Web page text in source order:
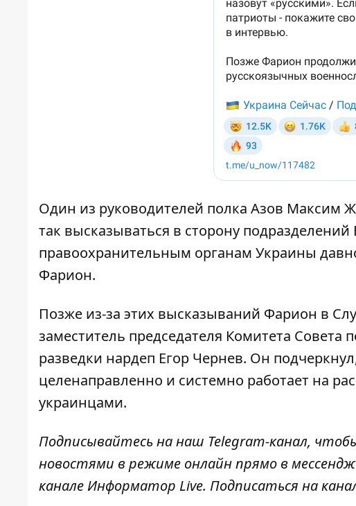
Один из руководителей полка Азов Максим
так высказываться в сторону
правоохранительным органам Украины
Фарион.
Позже из-за этих высказываний Фарион в
заместитель председателя Комитета
разведки нардеп Егор Чернев. Он
целенаправленно и системно работает на
украинцами.
Подписывайтесь на наш Telegram-канал,
новостями в режиме онлайн прямо в
канале Информатор Live. Подписаться на